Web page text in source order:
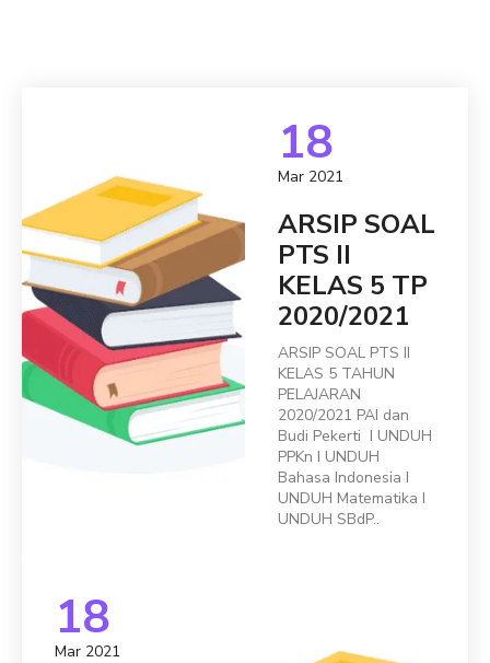
18
Mar 2021
ARSIP SOAL
PTS II
KELAS 5 TP
2020/2021
ARSIP SOAL PTS II
KELAS 5 TAHUN
PELAJARAN
2020/2021 PAI dan
Budi Pekerti I UNDUH
PPKn I UNDUH
Bahasa Indonesia I
UNDUH Matematika I
UNDUH SBdP..
18
Mar 2021